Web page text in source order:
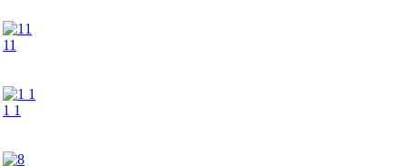
11
1 1